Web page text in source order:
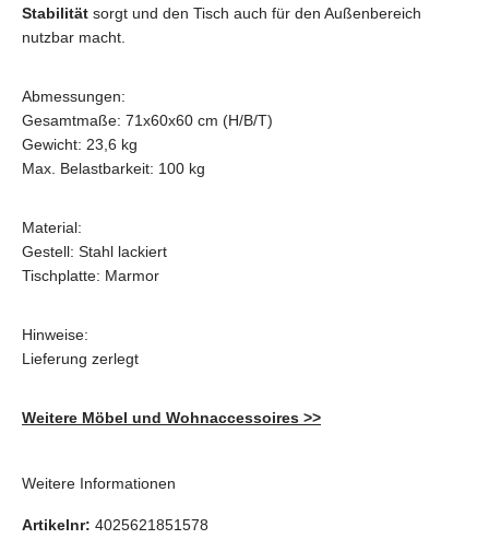
Stabilität sorgt und den Tisch auch für den Außenbereich
nutzbar macht.
Abmessungen:
Gesamtmaße: 71x60x60 cm (H/B/T)
Gewicht: 23,6 kg
Max. Belastbarkeit: 100 kg
Material:
Gestell: Stahl lackiert
Tischplatte: Marmor
Hinweise:
Lieferung zerlegt
Weitere Möbel und Wohnaccessoires >>
Weitere Informationen
Artikelnr: 4025621851578